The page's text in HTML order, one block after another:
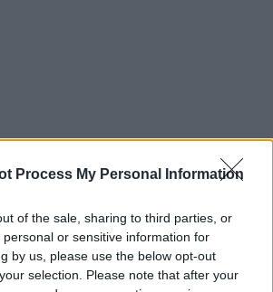
Process My Personal Information
of the sale, sharing to third parties, or
or sensitive information for
by us, please use the below opt-out
selection. Please note that after your